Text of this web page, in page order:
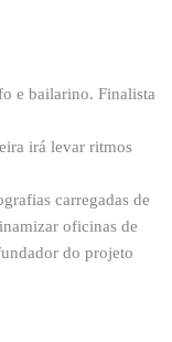
e bailarino. Finalista
irá levar ritmos
carregadas de
oficinas de
do projeto